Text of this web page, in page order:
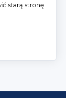
starą stronę